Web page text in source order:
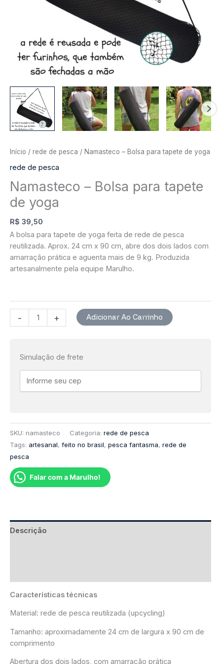
Início / rede de pesca / Namasteco – Bolsa para tapete de yoga
rede de pesca
Namasteco – Bolsa para tapete
de yoga
R$ 39,50
A bolsa para tapete de yoga feita de rede de pesca
reutilizada. Aprox. 24 cm x 90 cm, abre dos dois lados com
amarração prática e aguenta mais de 9 kg. Produzida
artesanalmente pela equipe Marulho.
-
Namasteco
-
para
tapete
yoga
+ Adicionar Ao Carrinho
Simulação de frete
SKU: namasteco Categoria: rede de pesca
Tags: artesanal, feito no brasil, pesca fantasma, rede de
pesca
Falar com a Marulho!
Descrição
Características técnicas
Material: rede de pesca reutilizada (upcycling)
Tamanho: aproximadamente 24 cm de largura x 90 cm de
comprimento
Abertura dos dois lados, com amarração prática